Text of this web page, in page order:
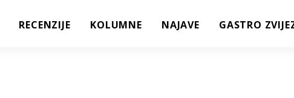
RECENZIJE KOLUMNE NAJAVE GASTRO